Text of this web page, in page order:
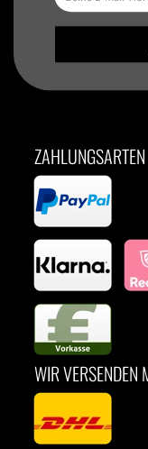
ZAHLUNGSARTEN
WIR VERSENDEN